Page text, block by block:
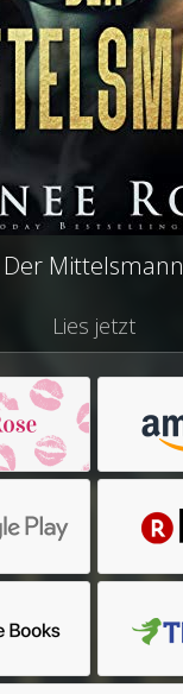
Der Mittelsmann
Lies jetzt